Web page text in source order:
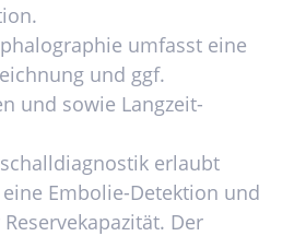
umfasst eine
und ggf.
und sowie Langzeit-
erlaubt
Embolie-Detektion und
Der